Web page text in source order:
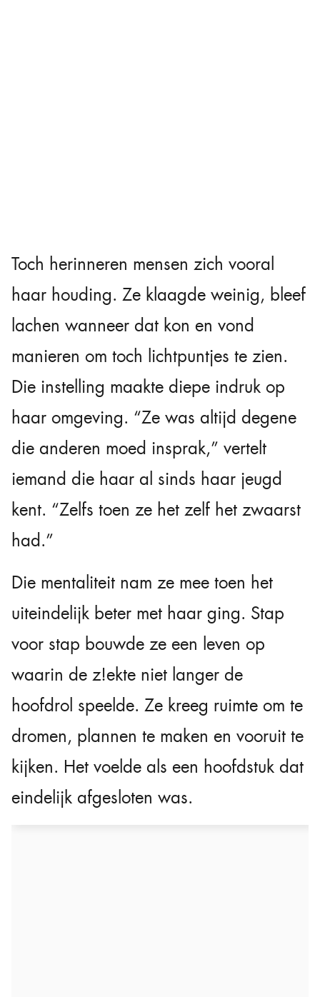
Toch herinneren mensen zich vooral
haar houding. Ze klaagde weinig, bleef
lachen wanneer dat kon en vond
manieren om toch lichtpuntjes te zien.
Die instelling maakte diepe indruk op
haar omgeving. “Ze was altijd degene
die anderen moed insprak,” vertelt
iemand die haar al sinds haar jeugd
kent. “Zelfs toen ze het zelf het zwaarst
had.”
Die mentaliteit nam ze mee toen het
uiteindelijk beter met haar ging. Stap
voor stap bouwde ze een leven op
waarin de z!ekte niet langer de
hoofdrol speelde. Ze kreeg ruimte om te
dromen, plannen te maken en vooruit te
kijken. Het voelde als een hoofdstuk dat
eindelijk afgesloten was.